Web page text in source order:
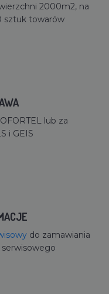
2000m2, na
sztuk towarów
lub za
i GEIS
do zamawiania
serwisowego